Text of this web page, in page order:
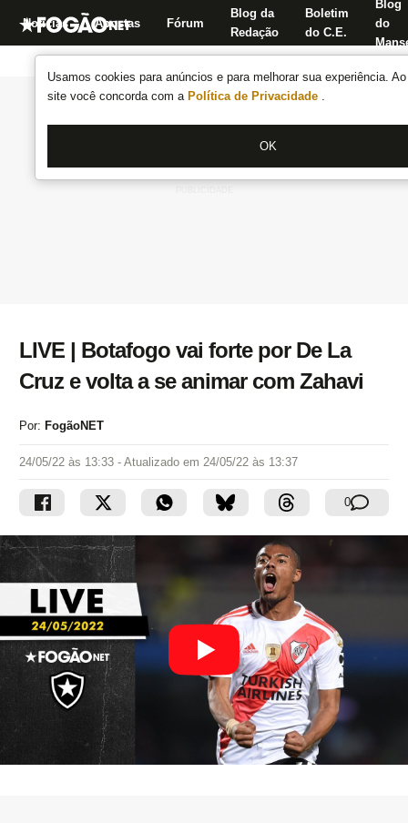
Usamos cookies para anúncios e para melhorar sua experiência.
site você concorda com a Política de Privacidade .
OK
Notícias Apostas Fórum
Blog da
Redação
Boletim
do C.E.
Blog
do
LIVE | Botafogo vai forte por De La
Cruz e volta a se animar com Zahavi
Por: FogãoNET
24/05/22 às 13:33 - Atualizado em 24/05/22 às 13:37
0